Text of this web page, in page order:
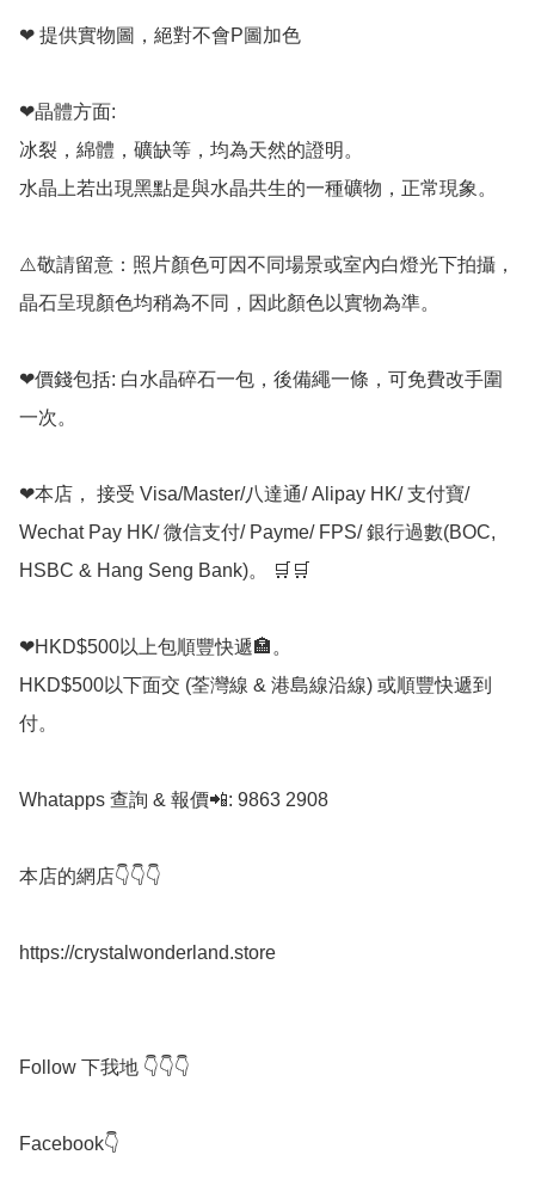
❤ 提供實物圖，絕對不會P圖加色
❤晶體方面:
冰裂，綿體，礦缺等，均為天然的證明。
水晶上若出現黑點是與水晶共生的一種礦物，正常現象。
⚠️敬請留意：照片顏色可因不同場景或室內白燈光下拍攝，
晶石呈現顏色均稍為不同，因此顏色以實物為準。
❤價錢包括: 白水晶碎石一包，後備繩一條，可免費改手圍
一次。
❤本店， 接受 Visa/Master/八達通/ Alipay HK/ 支付寶/
Wechat Pay HK/ 微信支付/ Payme/ FPS/ 銀行過數(BOC,
HSBC & Hang Seng Bank)。 🛒🛒
❤HKD$500以上包順豐快遞🏣。
HKD$500以下面交 (荃灣線 & 港島線沿線) 或順豐快遞到
付。
Whatapps 查詢 & 報價📲: 9863 2908
本店的網店👇👇👇
https://crystalwonderland.store
Follow 下我地 👇👇👇
Facebook👇